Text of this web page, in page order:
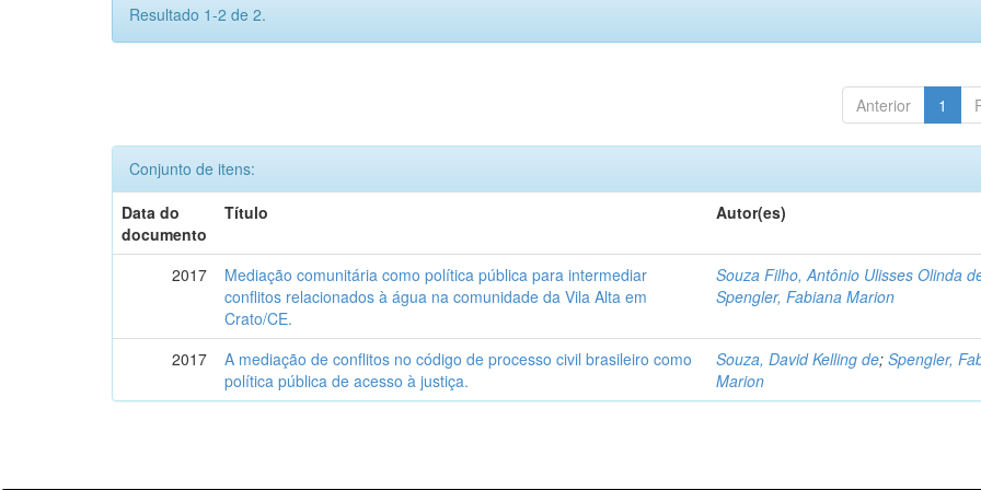
Resultado 1-2 de 2.
Anterior 1
Conjunto de itens:
Data do
documento
Título Autor(es)
2017
Mediação comunitária como política pública para intermediar
conflitos relacionados à água na comunidade da Vila Alta em
Crato/CE.
Souza Filho, Antônio Ulisses Olinda
Spengler, Fabiana Marion
2017
A mediação de conflitos no código de processo civil brasileiro como
política pública de acesso à justiça.
Souza, David Kelling de;Spengler,
Marion